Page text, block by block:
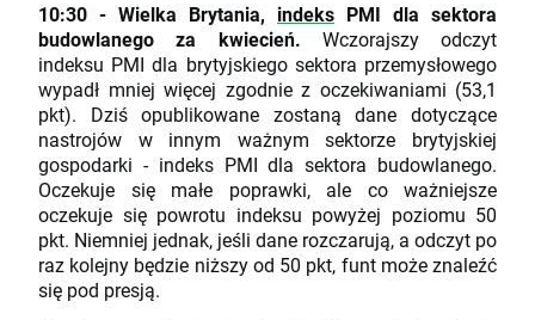
10:30 - Wielka Brytania, indeks PMI dla sektora
budowlanego za kwiecień. Wczorajszy odczyt
indeksu PMI dla brytyjskiego sektora przemysłowego
wypadł mniej więcej zgodnie z oczekiwaniami (53,1
pkt). Dziś opublikowane zostaną dane dotyczące
nastrojów w innym ważnym sektorze brytyjskiej
gospodarki - indeks PMI dla sektora budowlanego.
Oczekuje się małe poprawki, ale co ważniejsze
oczekuje się powrotu indeksu powyżej poziomu 50
pkt. Niemniej jednak, jeśli dane rozczarują, a odczyt po
raz kolejny będzie niższy od 50 pkt, funt może znaleźć
się pod presją.